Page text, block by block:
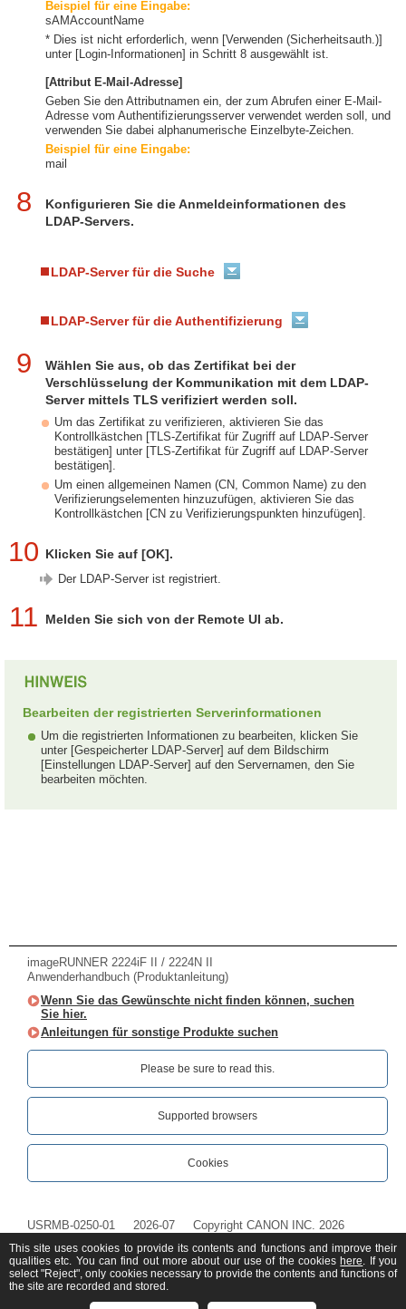
Beispiel für eine Eingabe:
sAMAccountName
* Dies ist nicht erforderlich, wenn [Verwenden (Sicherheitsauth.)]
unter [Login-Informationen] in Schritt 8 ausgewählt ist.
[Attribut E-Mail-Adresse]
Geben Sie den Attributnamen ein, der zum Abrufen einer E-Mail-
Adresse vom Authentifizierungsserver verwendet werden soll, und
verwenden Sie dabei alphanumerische Einzelbyte-Zeichen.
Beispiel für eine Eingabe:
mail
8
Konfigurieren Sie die Anmeldeinformationen des
LDAP-Servers.
LDAP-Server für die Suche
LDAP-Server für die Authentifizierung
9
Wählen Sie aus, ob das Zertifikat bei der
Verschlüsselung der Kommunikation mit dem LDAP-
Server mittels TLS verifiziert werden soll.
Um das Zertifikat zu verifizieren, aktivieren Sie das
Kontrollkästchen [TLS-Zertifikat für Zugriff auf LDAP-Server
bestätigen] unter [TLS-Zertifikat für Zugriff auf LDAP-Server
bestätigen].
Um einen allgemeinen Namen (CN, Common Name) zu den
Verifizierungselementen hinzuzufügen, aktivieren Sie das
Kontrollkästchen [CN zu Verifizierungspunkten hinzufügen].
10 Klicken Sie auf [OK].
Der LDAP-Server ist registriert.
11 Melden Sie sich von der Remote UI ab.
Bearbeiten der registrierten Serverinformationen
Um die registrierten Informationen zu bearbeiten, klicken Sie
unter [Gespeicherter LDAP-Server] auf dem Bildschirm
[Einstellungen LDAP-Server] auf den Servernamen, den Sie
bearbeiten möchten.
imageRUNNER 2224iF II / 2224N II
Anwenderhandbuch (Produktanleitung)
Wenn Sie das Gewünschte nicht finden können, suchen
Sie hier.
Anleitungen für sonstige Produkte suchen
Please be sure to read this.‎
Supported browsers
Cookies
USRMB-0250-01 2026-07 Copyright CANON INC. 2026
This site uses cookies to provide its contents and functions and improve their
qualities etc. You can find out more about our use of the cookies here. If you
select "Reject", only cookies necessary to provide the contents and functions of
the site are recorded and stored.